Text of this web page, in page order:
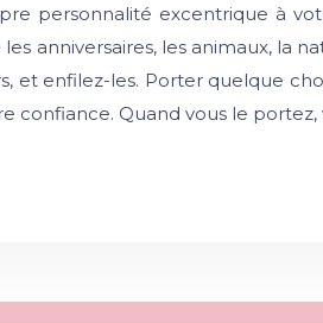
personnalité excentrique à
anniversaires, les animaux, la
enfilez-les. Porter quelque
Quand vous le portez,